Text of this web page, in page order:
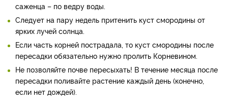
саженца – по ведру воды.
Следует на пару недель притенить куст смородины от
ярких лучей солнца.
Если часть корней пострадала, то куст смородины после
пересадки обязательно нужно пролить Корневином.
Не позволяйте почве пересыхать! В течение месяца после
пересадки поливайте растение каждый день (конечно,
если нет дождей).